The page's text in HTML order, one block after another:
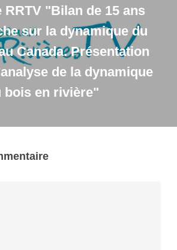
RRTV "Bilan de 15 ans
sur la dynamique du
Canada. Présentation
de la dynamique
bois en rivière"